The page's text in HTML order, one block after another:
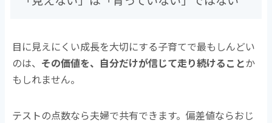
目に見えにくい成長を大切にする子育てで最もしんどい
のは、 その価値を、自分だけが信じて走り続けることか
もしれません。
テストの点数なら夫婦で共有できます。偏差値ならおじ